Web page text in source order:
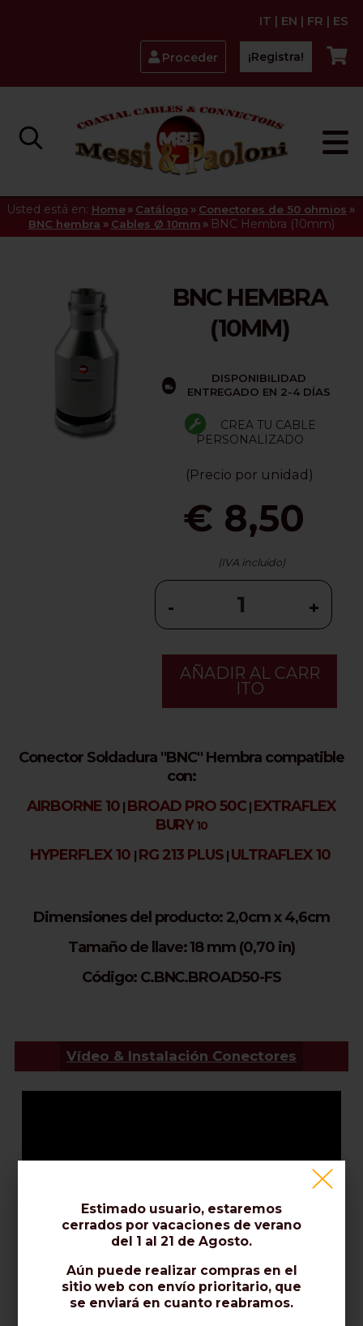
IT | EN | FR | ES
Proceder ¡Registra!
Usted está en: Home » Catálogo » Conectores de 50 ohmios »
BNC hembra » Cables Ø 10mm » BNC Hembra (10mm)
BNC HEMBRA
(10MM)
DISPONIBILIDAD
ENTREGADO EN 2-4 DÍAS
CREA TU CABLE
PERSONALIZADO
(Precio por unidad)
€ 8,50
(IVA incluido)
- +
AÑADIR AL CARR
ITO
Conector Soldadura ''BNC'' Hembra compatible
con:
AIRBORNE 10 | BROAD PRO 50C | EXTRAFLEX
BURY 10
HYPERFLEX 10 | RG 213 PLUS | ULTRAFLEX 10
Dimensiones del producto: 2,0cm x 4,6cm
Tamaño de llave: 18 mm (0,70 in)
Código: C.BNC.BROAD50-FS
Vídeo & Instalación Conectores
Estimado usuario, estaremos
cerrados por vacaciones de verano
del 1 al 21 de Agosto.
Aún puede realizar compras en el
sitio web con envío prioritario, que
se enviará en cuanto reabramos.